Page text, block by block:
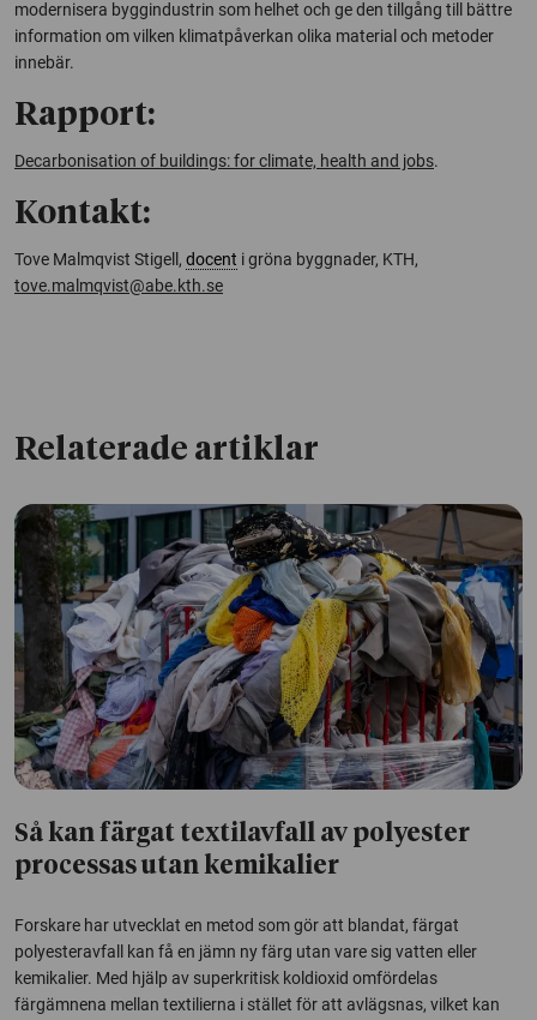
modernisera byggindustrin som helhet och ge den tillgång till bättre
information om vilken klimatpåverkan olika material och metoder
innebär.
Rapport:
Decarbonisation of buildings: for climate, health and jobs.
Kontakt:
Tove Malmqvist Stigell, docent i gröna byggnader, KTH,
tove.malmqvist@abe.kth.se
Relaterade artiklar
Så kan färgat textilavfall av polyester
processas utan kemikalier
Forskare har utvecklat en metod som gör att blandat, färgat
polyesteravfall kan få en jämn ny färg utan vare sig vatten eller
kemikalier. Med hjälp av superkritisk koldioxid omfördelas
färgämnena mellan textilierna i stället för att avlägsnas, vilket kan